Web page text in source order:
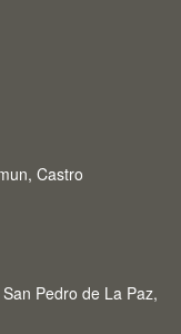
Castro
Pedro de La Paz,